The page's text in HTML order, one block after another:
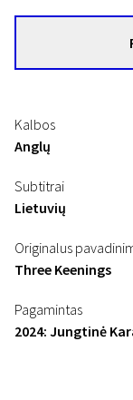
Kalbos
Anglų
Subtitrai
Lietuvių
Originalus
Three Keenings
Pagamintas
2024: Jungtinė